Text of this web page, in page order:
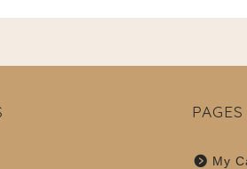
PAGES
My